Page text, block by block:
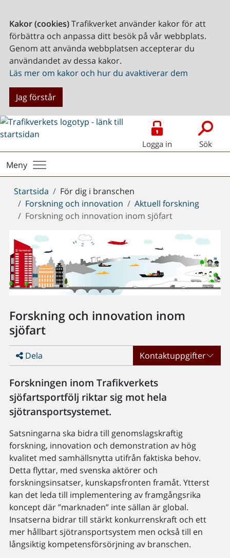
Kakor (cookies)Trafikverket använder kakor för att
förbättra och anpassa ditt besök på vår webbplats.
Genom att använda webbplatsen accepterar du
användandet av dessa kakor.
Läs mer om kakor och hur du avaktiverar dem
Jag förstår
Logga in Sök
Meny
Du
är
här:
Startsida
För dig i branschen
Forskning och innovation
Aktuell forskning
Forskning och innovation inom sjöfart
Forskning och innovation inom
sjöfart
Dela Kontaktuppgifter
Forskningen inom Trafikverkets
sjöfartsportfölj riktar sig mot hela
sjötransportsystemet.
Satsningarna ska bidra till genomslagskraftig
forskning, innovation och demonstration av hög
kvalitet med samhällsnytta utifrån faktiska behov.
Detta flyttar, med svenska aktörer och
forskningsinsatser, kunskapsfronten framåt. Ytterst
kan det leda till implementering av framgångsrika
koncept där ”marknaden” inte sällan är global.
Insatserna bidrar till stärkt konkurrenskraft och ett
mer hållbart sjötransportsystem men också till en
långsiktig kompetensförsörjning av branschen.